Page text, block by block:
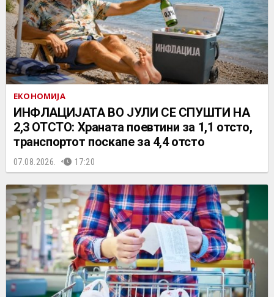
ЕКОНОМИЈА
ИНФЛАЦИЈАТА ВО ЈУЛИ СЕ СПУШТИ НА
2,3 ОТСТО: Храната поевтини за 1,1 отсто,
транспортот поскапе за 4,4 отсто
07.08.2026. 17:20